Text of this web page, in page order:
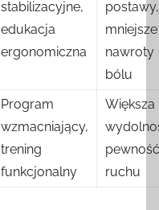
stabilizacyjne,
edukacja
ergonomiczna
postawy,
mniejsze
nawroty
bólu
Program
wzmacniający,
trening
funkcjonalny
Większa
pewność
ruchu